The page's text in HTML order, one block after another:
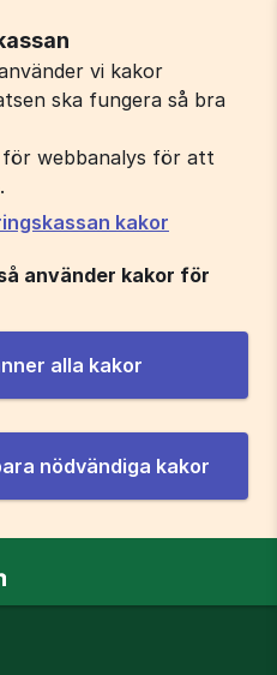
vi kakor
ska fungera så bra
för webbanalys för att
kakor
använder kakor för
alla kakor
nödvändiga kakor